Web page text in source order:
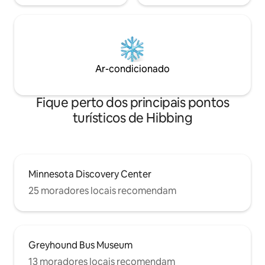
Ar-condicionado
Fique perto dos principais pontos
turísticos de Hibbing
Minnesota Discovery Center
25 moradores locais recomendam
Greyhound Bus Museum
13 moradores locais recomendam